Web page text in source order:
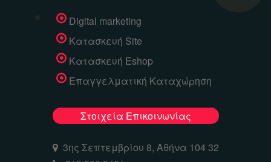
Digital marketing
Κατασκευή Site
Κατασκευή Eshop
Επαγγελματική Καταχώρηση
Στοιχεία Επικοινωνίας
3ης Σεπτεμβρίου 8, Αθήνα 104 32